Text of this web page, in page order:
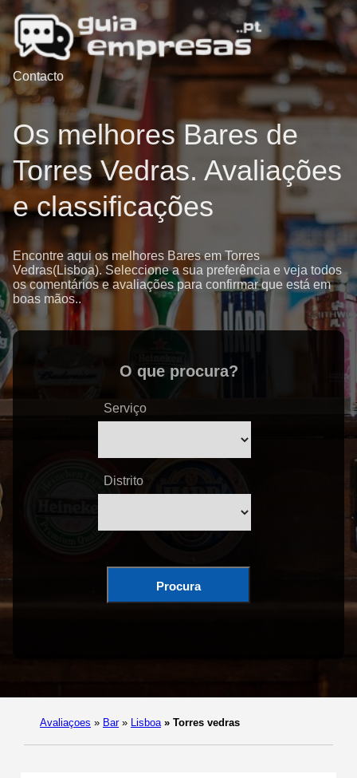
Contacto
Os melhores Bares de
Torres Vedras. Avaliações
e classificações
Encontre aqui os melhores Bares em Torres
Vedras(Lisboa). Seleccione a sua preferência e veja todos
os comentários e avaliações para confirmar que está em
boas mãos..
O que procura?
Serviço
Distrito
Procura
Avaliaçoes » Bar » Lisboa » Torres vedras